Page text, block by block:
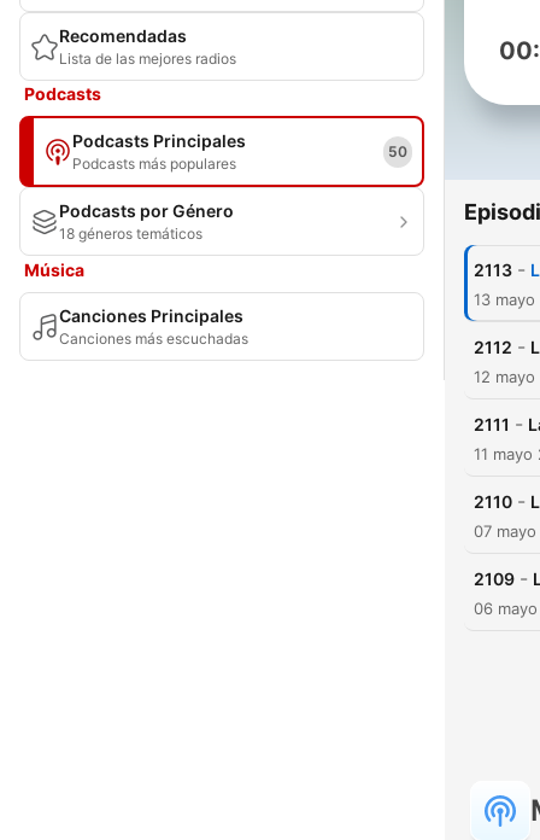
Recomendadas
Lista de las mejores radios
Podcasts
Podcasts Principales
Podcasts más populares
50
Podcasts por Género
18 géneros temáticos
Música
Canciones Principales
Canciones más escuchadas
2113 -
13
2112 -
12
2111 -
11 mayo
2110 -
07
2109 -
06